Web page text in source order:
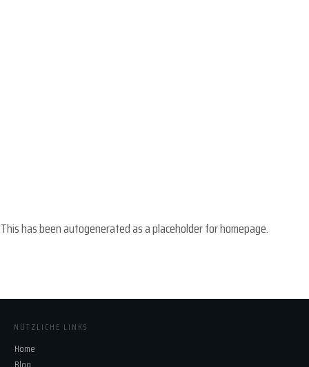
This has been autogenerated as a placeholder for homepage.
NÜTZLICHE LINKS
Home